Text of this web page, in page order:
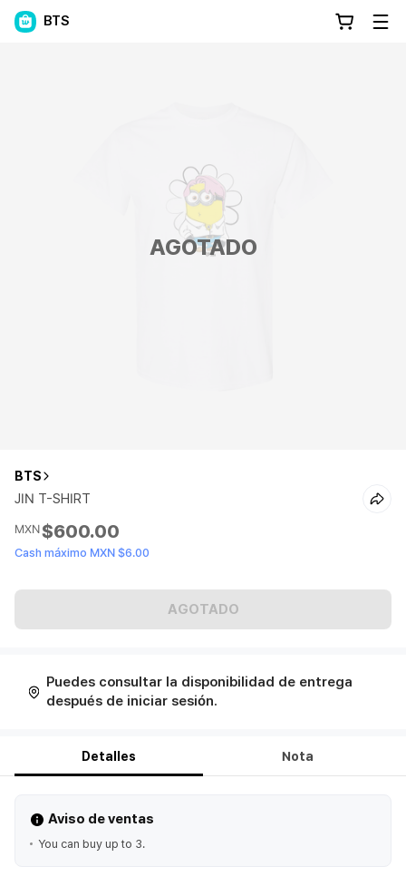
BTS
AGOTADO
BTS
JIN T-SHIRT
MXN$600.00
Cash máximo MXN $6.00
AGOTADO
Puedes consultar la disponibilidad de entrega
después de iniciar sesión.
Detalles Nota
Aviso de ventas
You can buy up to 3.